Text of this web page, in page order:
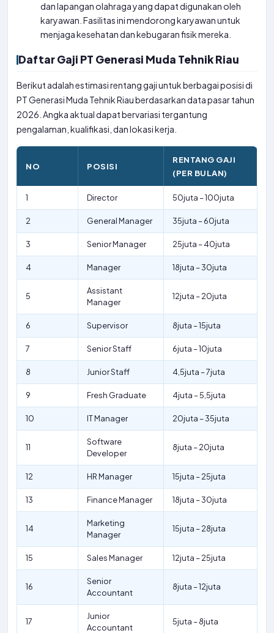
dan lapangan olahraga yang dapat digunakan oleh
karyawan. Fasilitas ini mendorong karyawan untuk
menjaga kesehatan dan kebugaran fisik mereka.
Daftar Gaji PT Generasi Muda Tehnik Riau
Berikut adalah estimasi rentang gaji untuk berbagai posisi di
PT Generasi Muda Tehnik Riau berdasarkan data pasar tahun
2026. Angka aktual dapat bervariasi tergantung
pengalaman, kualifikasi, dan lokasi kerja.
NO POSISI
RENTANG GAJI
(PER BULAN)
1 Director 50juta – 100juta
2 General Manager 35juta – 60juta
3 Senior Manager 25juta – 40juta
4 Manager 18juta – 30juta
5
Assistant
Manager
12juta – 20juta
6 Supervisor 8juta – 15juta
7 Senior Staff 6juta – 10juta
8 Junior Staff 4,5juta – 7juta
9 Fresh Graduate 4juta – 5,5juta
10 IT Manager 20juta – 35juta
11
Software
Developer
8juta – 20juta
12 HR Manager 15juta – 25juta
13 Finance Manager 18juta – 30juta
14
Marketing
Manager
15juta – 28juta
15 Sales Manager 12juta – 25juta
16
Senior
Accountant
8juta – 12juta
17
Junior
Accountant
5juta – 8juta